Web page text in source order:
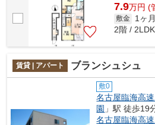
7.9万円 (
敷金 1ヶ月
2階 /
賃貸 | アパート ブランシュシュ
敷0
名古屋臨海高
園 」駅 徒歩19
名古屋臨海高